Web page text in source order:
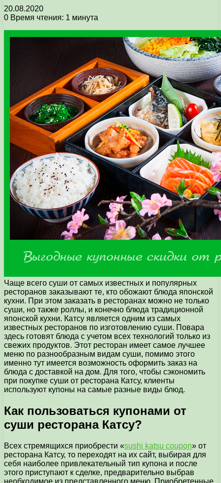
20.08.2020
0 Время чтения: 1 минута
Чаще всего суши от самых известных и популярных
ресторанов заказывают те, кто обожают блюда японской
кухни. При этом заказать в ресторанах можно не только
суши, но также роллы, и конечно блюда традиционной
японской кухни. Катсу является одним из самых
известных ресторанов по изготовлению суши. Повара
здесь готовят блюда с учетом всех технологий только из
свежих продуктов. Этот ресторан имеет самое лучшее
меню по разнообразным видам суши, помимо этого
именно тут имеется возможность оформить заказ на
блюда с доставкой на дом. Для того, чтобы сэкономить
при покупке суши от ресторана Катсу, клиенты
используют купоны на самые разные виды блюд.
Как пользоваться купонами от
суши ресторана Катсу?
Всех стремящихся приобрести «sushi katsu coupon» от
ресторана Катсу, то переходят на их сайт, выбирая для
себя наиболее привлекательный тип купона и после
этого приступают к сделке, предварительно выбрав
необходимое из представленного меню. Приобретенные